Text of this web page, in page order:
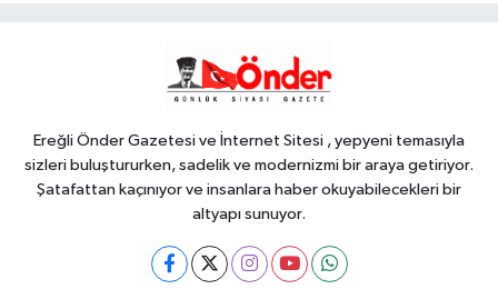
19:00
coşku
Ereğli Önder Gazetesi ve İnternet Sitesi , yepyeni temasıyla
sizleri buluştururken, sadelik ve modernizmi bir araya getiriyor.
Şatafattan kaçınıyor ve insanlara haber okuyabilecekleri bir
altyapı sunuyor.